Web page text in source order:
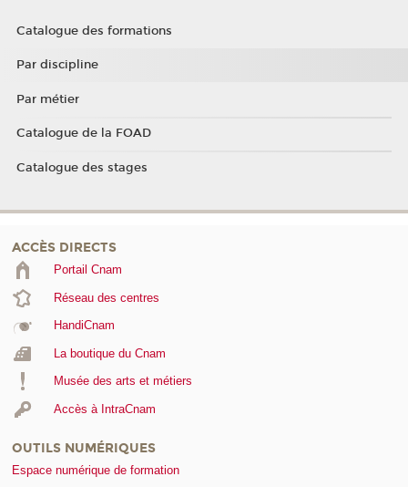
Catalogue des formations
Par discipline
Par métier
Catalogue de la FOAD
Catalogue des stages
ACCÈS DIRECTS
Portail Cnam
Réseau des centres
HandiCnam
La boutique du Cnam
Musée des arts et métiers
Accès à IntraCnam
OUTILS NUMÉRIQUES
Espace numérique de formation